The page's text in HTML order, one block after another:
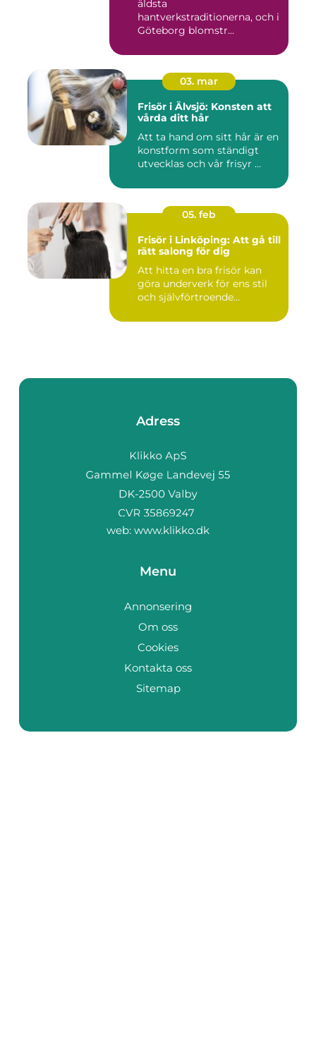
äldsta
hantverkstraditionerna, och i
Göteborg blomstr...
03. mar
Frisör i Älvsjö: Konsten att
vårda ditt hår
Att ta hand om sitt hår är en
konstform som ständigt
utvecklas och vår frisyr ...
05. feb
Frisör i Linköping: Att gå till
rätt salong för dig
Att hitta en bra frisör kan
göra underverk för ens stil
och självförtroende...
Adress
web: www.klikko.dk
Menu
Annonsering
Om oss
Cookies
Kontakta oss
Sitemap